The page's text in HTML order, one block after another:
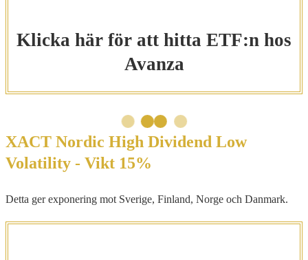
Klicka här för att hitta ETF:n hos
Avanza
XACT Nordic High Dividend Low
Volatility - Vikt 15%
Detta ger exponering mot Sverige, Finland, Norge och Danmark.